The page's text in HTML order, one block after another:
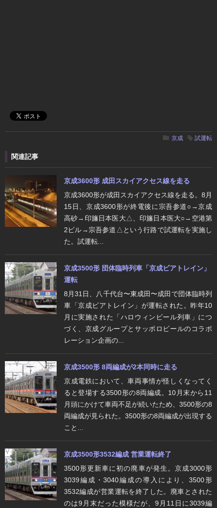
京成 試運転
関連記事
京成3600形 成田スカイアクセス線を走る
京成3600形が成田スカイアクセス線を走る。8月
15日、京成3600形が終電後に宗吾参道○→京成
高砂→印旛日本医大△、印旛日本医大○→空港第
2ビル→宗吾参道△という行路で試運転を実施し
た。試運転...
京成3500形 団体臨時列車「京成ビアトレイン」
運転
8月31日、八千代台〜東成田〜成田で団体臨時列
車「京成ビアトレイン」が運転された。昨年10
月に実施された「ハロウィンビール列車」につ
づく、京成グループとサッポロビールのコラボ
レーション企画の...
京成3500形 8両編成が2本同時に走る
京成電鉄において、車両事情が怪しくなってく
ると登場する3500形の8両編成。10月末から11
月頭にかけて車両不足が続いたため、3500形の8
両編成が見られた。3500形の8両編成が出現する
こと...
京成3500形3532編成 営業運転終了
3500形更新車に初の廃車が発生。京成3000形
3039編成・3040編成の導入により、3500形
3532編成が営業運転を終了した。廃車とされた
のは9月末だった模様だが、9月11日に3039編